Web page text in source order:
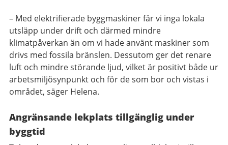
– Med elektrifierade byggmaskiner får vi inga lokala
utsläpp under drift och därmed mindre
klimatpåverkan än om vi hade använt maskiner som
drivs med fossila bränslen. Dessutom ger det renare
luft och mindre störande ljud, vilket är positivt både ur
arbetsmiljösynpunkt och för de som bor och vistas i
området, säger Helena.
Angränsande lekplats tillgänglig under
byggtid